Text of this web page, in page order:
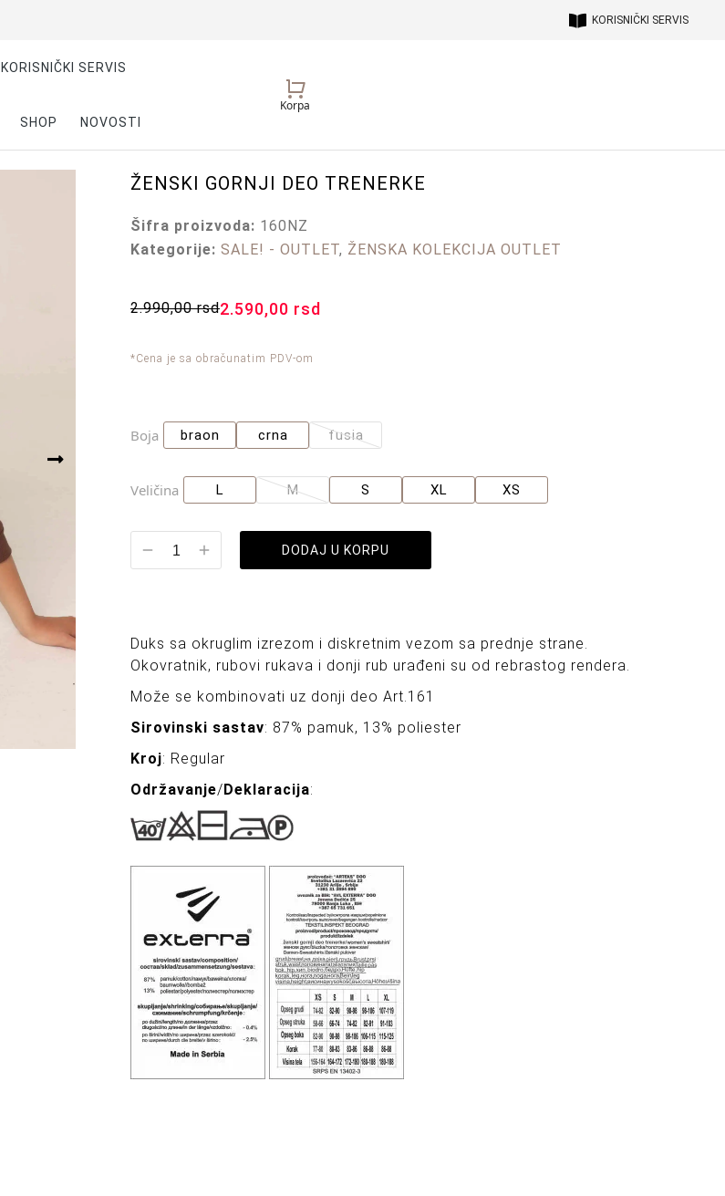
KORISNIČKI SERVIS
KORISNIČKI SERVIS
SHOP NOVOSTI
Vaš
nalog
Korpa
ŽENSKI GORNJI DEO TRENERKE
Šifra proizvoda: 160NZ
Kategorije: SALE! - OUTLET, ŽENSKA KOLEKCIJA OUTLET
2.990,00rsd2.590,00 rsd
*Cena je sa obračunatim PDV-om
Boja braon crna fusia
Veličina L M S XL XS
DODAJ U KORPU
Duks sa okruglim izrezom i diskretnim vezom sa prednje strane.
Okovratnik, rubovi rukava i donji rub urađeni su od rebrastog rendera.
Može se kombinovati uz donji deo Art.161
Sirovinski sastav: 87% pamuk, 13% poliester
Kroj: Regular
Održavanje/Deklaracija: